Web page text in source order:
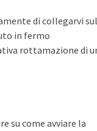
di collegarvi sul
in fermo
rottamazione di
su come avviare la